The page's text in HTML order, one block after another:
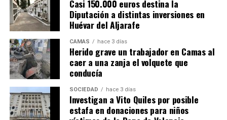
Casi 150.000 euros destina la
Diputación a distintas inversiones en
Huévar del Aljarafe
CAMAS hace 3 días
Herido grave un trabajador en Camas al
caer a una zanja el volquete que
conducía
SOCIEDAD hace 3 días
Investigan a Vito Quiles por posible
estafa en donaciones para niños